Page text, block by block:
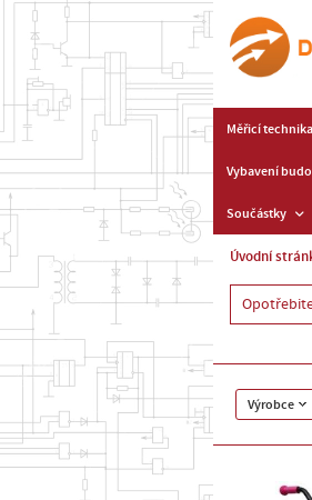
Měřicí
Vybavení
Součástky
Úvodní
Výrobce